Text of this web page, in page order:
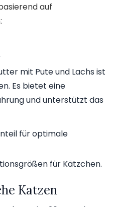
auf
mit Pute und Lachs ist
Es bietet eine
und unterstützt das
für optimale
für Kätzchen.
Katzen